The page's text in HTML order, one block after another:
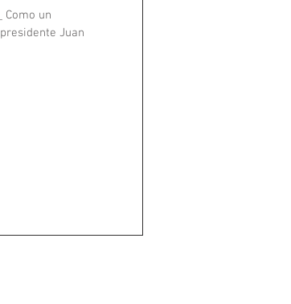
Como un
Juan